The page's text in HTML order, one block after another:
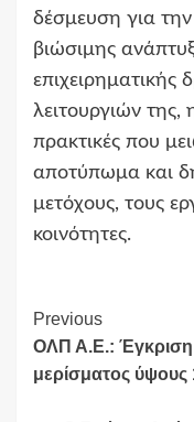
δέσμευση για
βιώσιμης
επιχειρηματικής
λειτουργιών της,
πρακτικές που
αποτύπωμα και
μετόχους, τους
κοινότητες.
Continue
Reading
Previous
ΟΛΠ Α.Ε.: Έγκριση
μερίσματος ύψους